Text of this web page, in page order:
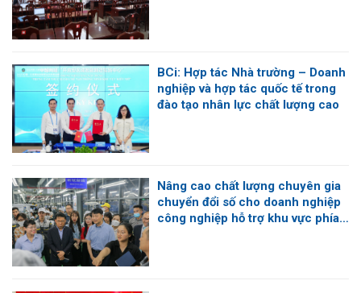
BCi: Hợp tác Nhà trường – Doanh
nghiệp và hợp tác quốc tế trong
đào tạo nhân lực chất lượng cao
Nâng cao chất lượng chuyên gia
chuyển đổi số cho doanh nghiệp
công nghiệp hỗ trợ khu vực phía